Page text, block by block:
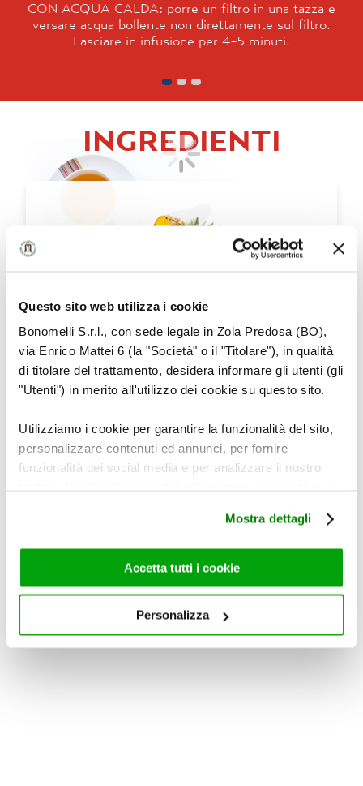
Questo sito web utilizza i cookie
Bonomelli S.r.l., con sede legale in Zola Predosa (BO),
via Enrico Mattei 6 (la "Società" o il "Titolare"), in qualità
di titolare del trattamento, desidera informare gli utenti (gli
"Utenti") in merito all'utilizzo dei cookie su questo sito.
Utilizziamo i cookie per garantire la funzionalità del sito,
personalizzare contenuti ed annunci, per fornire
funzionalità dei social media e per analizzare il nostro
di analisi dei dati web, pubblicità e social media, i quali
potrebbero combinarle con altre informazioni che ha
fornito loro o che hanno raccolto dal suo utilizzo dei loro
servizi. Per maggiori informazioni circa l’utilizzo dei
chiudere il banner, non verranno installati cookie sul tuo
Mostra dettagli
Accetta tutti i cookie
Personalizza
CON ACQUA CALDA: porre un filtro in una tazza e
versare acqua bollente non direttamente sul filtro.
Lasciare in infusione per 4-5 minuti.
INGREDIENTI
ANANAS
CARATTERISTICHE
ORGANOLETTICHE